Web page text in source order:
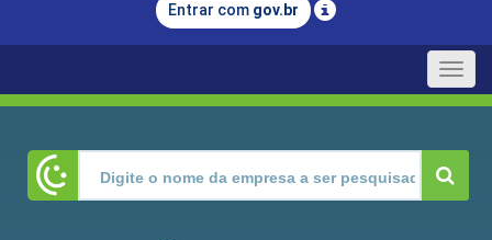
Legislação
Entrar com gov.br
Toggle